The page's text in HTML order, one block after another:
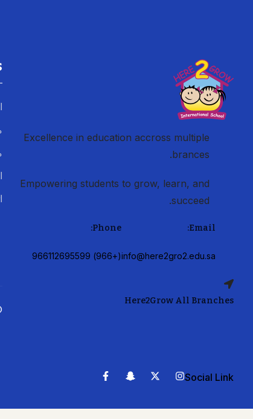
Excellence in education accross multiple
brances.
Empowering students to grow, learn, and
succeed.
Email:
info@here2gro2.edu.sa
Phone:
(+966) 966112695599
Here2Grow All Branches
Social Link